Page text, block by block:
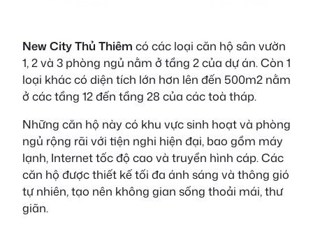
New City Thủ Thiêm có các loại căn hộ sân vườn
1, 2 và 3 phòng ngủ nằm ở tầng 2 của dự án. Còn 1
loại khác có diện tích lớn hơn lên đến 500m2 nằm
ở các tầng 12 đến tầng 28 của các toà tháp.
Những căn hộ này có khu vực sinh hoạt và phòng
ngủ rộng rãi với tiện nghi hiện đại, bao gồm máy
lạnh, Internet tốc độ cao và truyền hình cáp. Các
căn hộ được thiết kế tối đa ánh sáng và thông gió
tự nhiên, tạo nên không gian sống thoải mái, thư
giãn.